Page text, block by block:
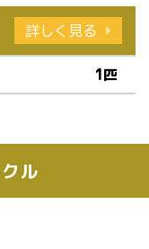
詳しく見る
1匹
ル